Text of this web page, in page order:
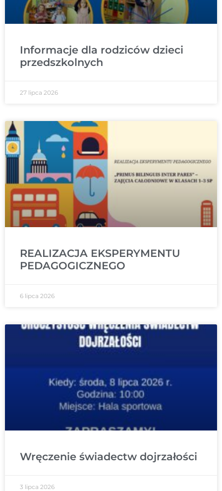
Informacje dla rodziców dzieci
przedszkolnych
27 lipca 2026
REALIZACJA EKSPERYMENTU
PEDAGOGICZNEGO
6 lipca 2026
Wręczenie świadectw dojrzałości
3 lipca 2026